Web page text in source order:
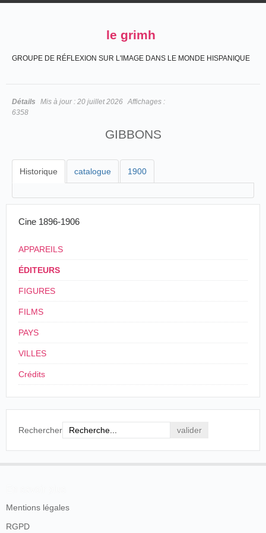
le grimh
GROUPE DE RÉFLEXION SUR L'IMAGE DANS LE MONDE HISPANIQUE
Détails Mis à jour : 20 juillet 2026 Affichages :
6358
GIBBONS
Historique catalogue 1900
Cine 1896-1906
APPAREILS
ÉDITEURS
FIGURES
FILMS
PAYS
VILLES
Crédits
Rechercher
Mentions légales
RGPD